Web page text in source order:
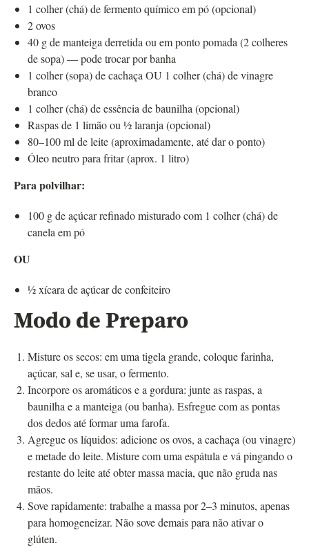
1 colher (chá) de fermento químico em pó (opcional)
2 ovos
40 g de manteiga derretida ou em ponto pomada (2 colheres
de sopa) — pode trocar por banha
1 colher (sopa) de cachaça OU 1 colher (chá) de vinagre
branco
1 colher (chá) de essência de baunilha (opcional)
Raspas de 1 limão ou ½ laranja (opcional)
80–100 ml de leite (aproximadamente, até dar o ponto)
Óleo neutro para fritar (aprox. 1 litro)
Para polvilhar:
100 g de açúcar refinado misturado com 1 colher (chá) de
canela em pó
OU
½ xícara de açúcar de confeiteiro
Modo de Preparo
Misture os secos: em uma tigela grande, coloque farinha,
açúcar, sal e, se usar, o fermento.
Incorpore os aromáticos e a gordura: junte as raspas, a
baunilha e a manteiga (ou banha). Esfregue com as pontas
dos dedos até formar uma farofa.
Agregue os líquidos: adicione os ovos, a cachaça (ou vinagre)
e metade do leite. Misture com uma espátula e vá pingando o
restante do leite até obter massa macia, que não gruda nas
mãos.
Sove rapidamente: trabalhe a massa por 2–3 minutos, apenas
para homogeneizar. Não sove demais para não ativar o
glúten.